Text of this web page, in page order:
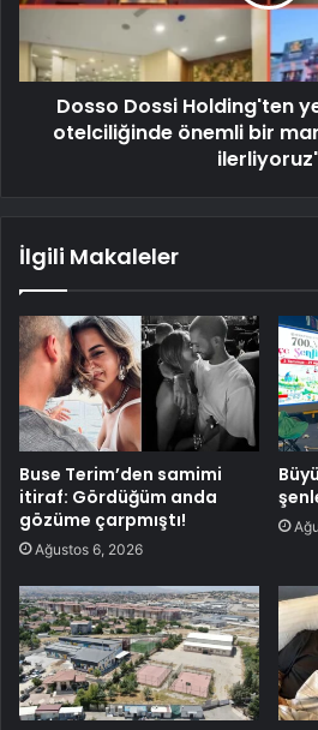
Dosso Dossi Holding'ten
otelciliğinde önemli bir
İlgili Makaleler
Buse Terim’den samimi
itiraf: Gördüğüm anda
gözüme çarpmıştı!
Ağustos 6, 2026